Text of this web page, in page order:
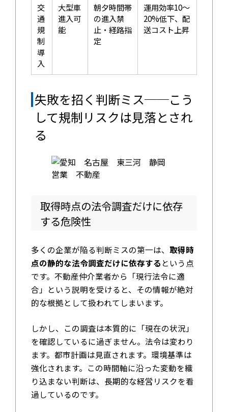
交
通
規
制
導
入
大型車
進入可
能
朝夕時間帯
の進入禁
止・経路指
定
運用効率10〜
20%低下、配
送コスト上昇
失敗を招く判断ミス──こう
して規制リスクは見落とされ
る
取得時点の法令調査だけに依存
する危険性
多くの企業が陥る判断ミスの第一は、 取得時
点の静的な法令調査だけに依存する という点
です。不動産仲介業者から「現行法令に適
合」という説明を受けると、その情報が絶対
的な根拠として扱われてしまいます。
しかし、この調査は本質的に「現在の状況」
を確認しているに過ぎません。法令は変わり
ます。都市計画は見直されます。環境基準は
強化されます。この時間軸に沿った変動を織
り込まない判断は、長期的な経営リスクを看
過しているのです。